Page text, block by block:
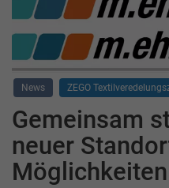
News ZEGO
Gemeinsam
neuer